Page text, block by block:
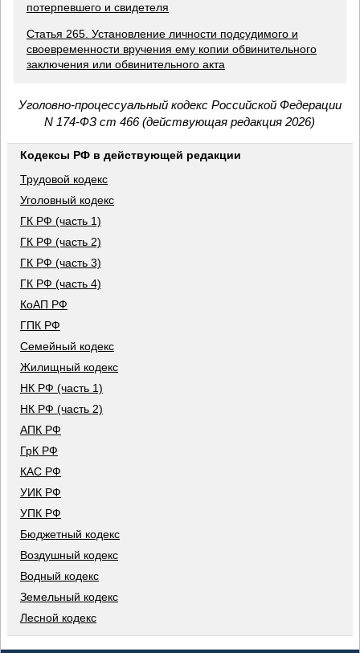
потерпевшего и свидетеля
Статья 265. Установление личности подсудимого и
своевременности вручения ему копии обвинительного
заключения или обвинительного акта
Уголовно-процессуальный кодекс Российской Федерации
N 174-ФЗ ст 466 (действующая редакция 2026)
Кодексы РФ в действующей редакции
Трудовой кодекс
Уголовный кодекс
ГК РФ (часть 1)
ГК РФ (часть 2)
ГК РФ (часть 3)
ГК РФ (часть 4)
КоАП РФ
ГПК РФ
Семейный кодекс
Жилищный кодекс
НК РФ (часть 1)
НК РФ (часть 2)
АПК РФ
ГрК РФ
КАС РФ
УИК РФ
УПК РФ
Бюджетный кодекс
Воздушный кодекс
Водный кодекс
Земельный кодекс
Лесной кодекс